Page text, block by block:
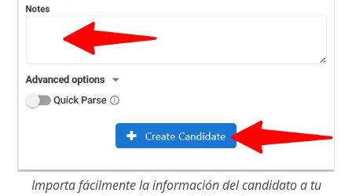
Importa fácilmente la información del candidato a tu